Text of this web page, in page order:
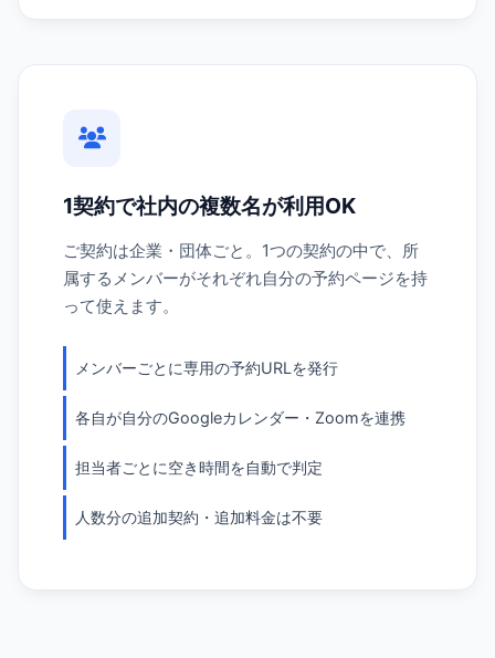
1契約で社内の複数名が利用OK
ご契約は企業・団体ごと。1つの契約の中で、所
属するメンバーがそれぞれ自分の予約ページを持
って使えます。
メンバーごとに専用の予約URLを発行
各自が自分のGoogleカレンダー・Zoomを連携
担当者ごとに空き時間を自動で判定
人数分の追加契約・追加料金は不要